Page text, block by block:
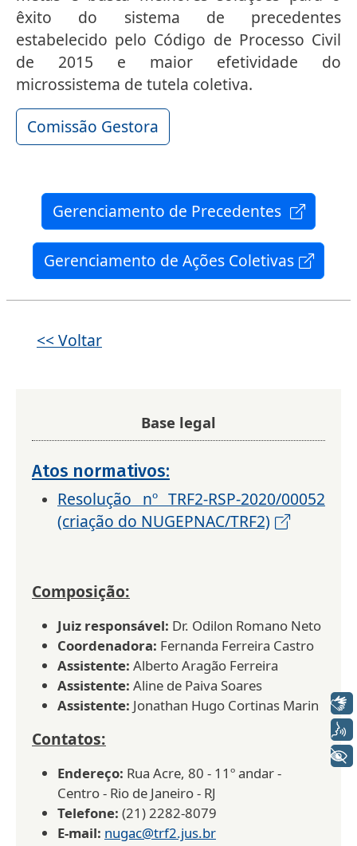
êxito do sistema de precedentes
estabelecido pelo Código de Processo Civil
de 2015 e maior efetividade do
microssistema de tutela coletiva.
Comissão Gestora
Gerenciamento de Precedentes
Gerenciamento de Ações Coletivas
<< Voltar
Base legal
Atos normativos:
Resolução nº TRF2-RSP-2020/00052
(criação do NUGEPNAC/TRF2)
Composição:
Juiz responsável: Dr. Odilon Romano Neto​
Coordenadora: Fernanda Ferreira Castro
Assistente: Alberto Aragão Ferreira
Assistente: Aline de Paiva Soares
Assistente: Jonathan Hugo Cortinas Marin
Contatos:
Endereço: Rua Acre, 80 - 11º andar -
Centro - Rio de Janeiro - RJ
Telefone: (21) 2282-8079
E-mail: nugac@trf2.jus.br
Libras